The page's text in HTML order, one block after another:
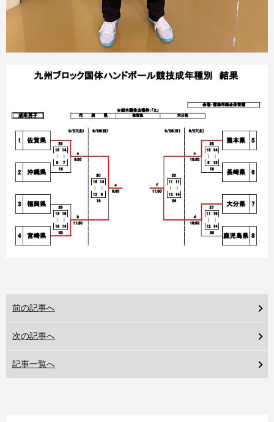
前の記事へ
次の記事へ
記事一覧へ